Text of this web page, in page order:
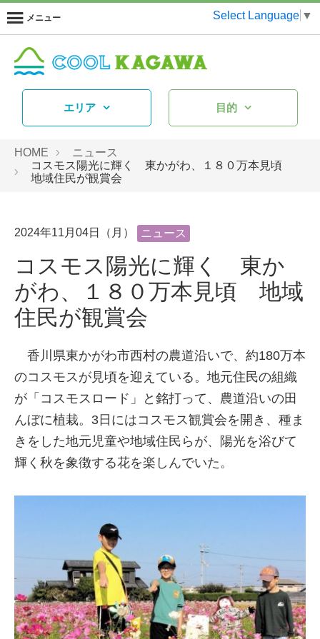
メニュー Select Language ▼
エリア 目的
HOME
ニュース
コスモス陽光に輝く 東かがわ、１８０万本見頃
地域住民が観賞会
2024年11月04日（月） ニュース
コスモス陽光に輝く 東か
がわ、１８０万本見頃 地域
住民が観賞会
香川県東かがわ市西村の農道沿いで、約180万本
のコスモスが見頃を迎えている。地元住民の組織
が「コスモスロード」と銘打って、農道沿いの田
んぼに植栽。3日にはコスモス観賞会を開き、種ま
きをした地元児童や地域住民らが、陽光を浴びて
輝く秋を象徴する花を楽しんでいた。